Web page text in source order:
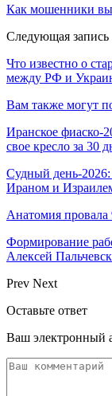
Как мошенники
Следующая запись
Что известно о
между РФ и
Вам также могут
Иранское фиаско-
свое кресло за 30
Судный день-
Ираном и
Анатомия
Формирование
Алексей
Prev Next
Оставьте ответ
Ваш электронный